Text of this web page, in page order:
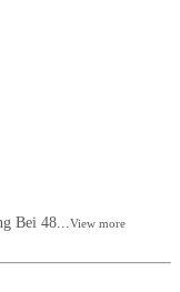
Bei 48...View more